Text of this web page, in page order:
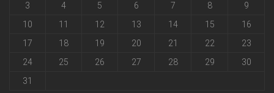
3
4 5 6 7 8
9
10
11 12 13 14 15
16
17
18 19 20 21 22
23
24
25 26 27 28 29
30
31